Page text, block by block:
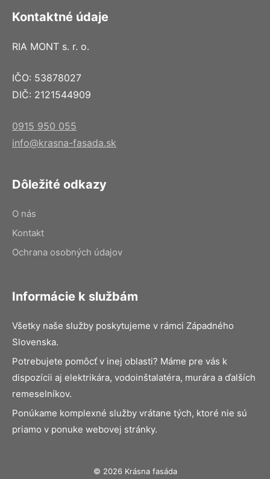
Kontaktné údaje
RIA MONT s. r. o.
IČO: 53878027
DIČ: 2121544909
0915 950 055
info@krasna-fasada.sk
Dôležité odkazy
O nás
Kontakt
Ochrana osobných údajov
Informácie k službám
Všetky naše služby poskytujeme v rámci Západného
Slovenska.
Potrebujete pomôcť v inej oblasti? Máme pre vás k
dispozícii aj elektrikára, vodoinštalatéra, murára a ďalších
remeselníkov.
Ponúkame komplexné služby vrátane tých, ktoré nie sú
priamo v ponuke webovej stránky.
© 2026 Krásna fasáda